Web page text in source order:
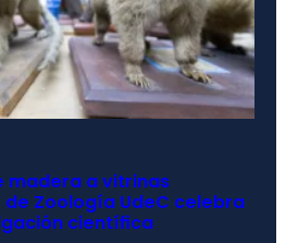
madera a vitrinas
de Zoología UdeC celebra
científica